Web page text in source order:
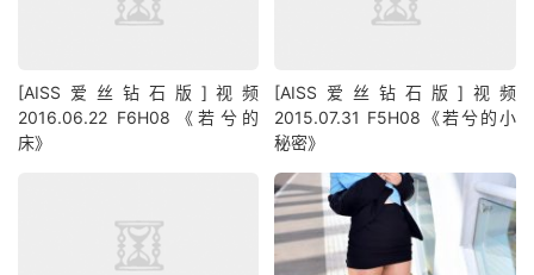
[AISS爱丝钻石版]视频
2016.06.22 F6H08《若兮的
床》
[AISS爱丝钻石版]视频
2015.07.31 F5H08《若兮的小
秘密》